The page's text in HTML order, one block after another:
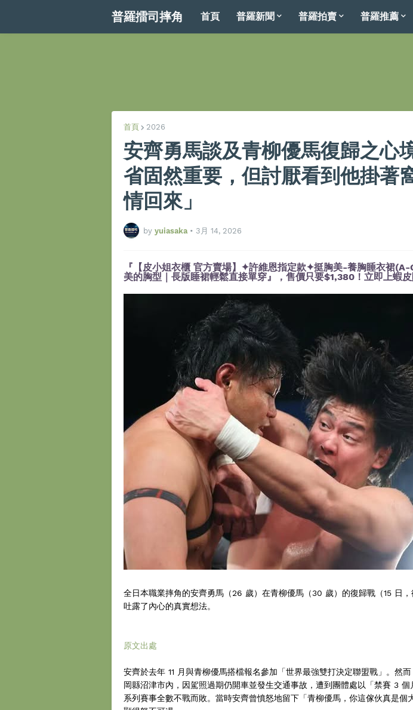
普羅擂司摔角 首頁 普羅新聞 普羅拍賣 普羅推薦
首頁 2026
安齊勇馬談及青柳優馬復歸之心
省固然重要，但討厭看到他掛著
情回來」
by yuiasaka • 3月 14, 2026
『【皮小姐衣櫃 官方賣場】✦許維恩指定款✦挺胸美-養胸睡衣裙(A-
美的胸型｜長版睡裙輕鬆直接單穿』，售價只要$1,380！立即上蝦
全日本職業摔角的安齊勇馬（26 歲）在青柳優馬（30 歲）的復歸戰（15 日，
吐露了內心的真實想法。
原文出處
安齊於去年 11 月與青柳優馬搭檔報名參加「世界最強雙打決定聯盟戰」。然
岡縣沼津市內，因駕照過期仍開車並發生交通事故，遭到團體處以「禁賽 3
系列賽事全數不戰而敗。當時安齊曾憤怒地留下「青柳優馬，你這傢伙真是個